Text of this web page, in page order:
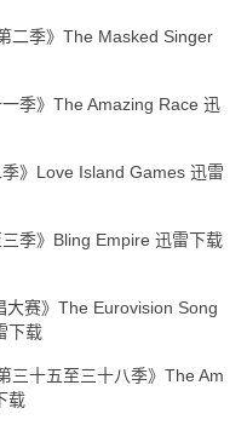
二季》The Masked Singer
一季》The Amazing Race 迅
季》Love Island Games 迅雷
三季》Bling Empire 迅雷下载
大赛》The Eurovision Song
下载
三十五至三十八季》The Am
载